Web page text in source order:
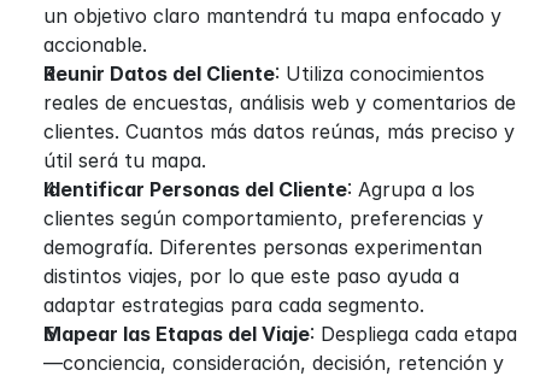
un objetivo claro mantendrá tu mapa enfocado y
accionable.
Reunir Datos del Cliente: Utiliza conocimientos
reales de encuestas, análisis web y comentarios de
clientes. Cuantos más datos reúnas, más preciso y
útil será tu mapa.
Identificar Personas del Cliente: Agrupa a los
clientes según comportamiento, preferencias y
demografía. Diferentes personas experimentan
distintos viajes, por lo que este paso ayuda a
adaptar estrategias para cada segmento.
Mapear las Etapas del Viaje: Despliega cada etapa
—conciencia, consideración, decisión, retención y